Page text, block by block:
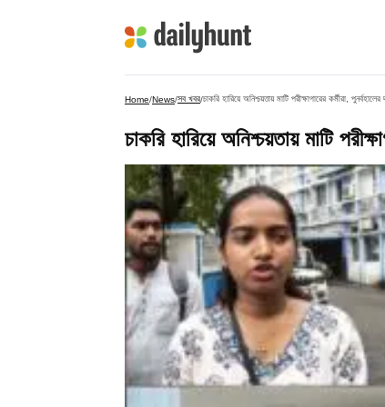
Home/News/সব খবর/চাকরি হারিয়ে অনিশ্চয়তায় মাটি পরীক্ষাগারের কর্মীরা,
চাকরি হারিয়ে অনিশ্চয়তায় মাটি